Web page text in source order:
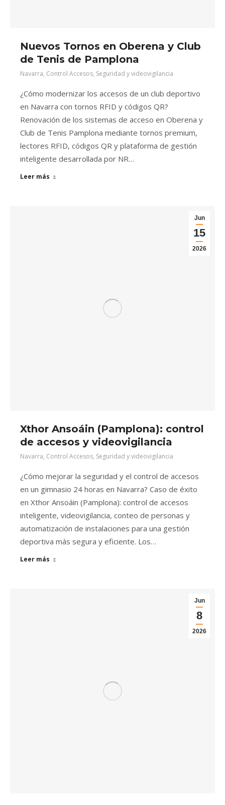
Nuevos Tornos en Oberena y Club
de Tenis de Pamplona
Navarra, Control Accesos, Seguridad y videovigilancia
¿Cómo modernizar los accesos de un club deportivo
en Navarra con tornos RFID y códigos QR?
Renovación de los sistemas de acceso en Oberena y
Club de Tenis Pamplona mediante tornos premium,
lectores RFID, códigos QR y plataforma de gestión
inteligente desarrollada por NR…
Leer más
Jun
15
2026
Xthor Ansoáin (Pamplona): control
de accesos y videovigilancia
Navarra, Control Accesos, Seguridad y videovigilancia
¿Cómo mejorar la seguridad y el control de accesos
en un gimnasio 24 horas en Navarra? Caso de éxito
en Xthor Ansoáin (Pamplona): control de accesos
inteligente, videovigilancia, conteo de personas y
automatización de instalaciones para una gestión
deportiva más segura y eficiente. Los…
Leer más
Jun
8
2026